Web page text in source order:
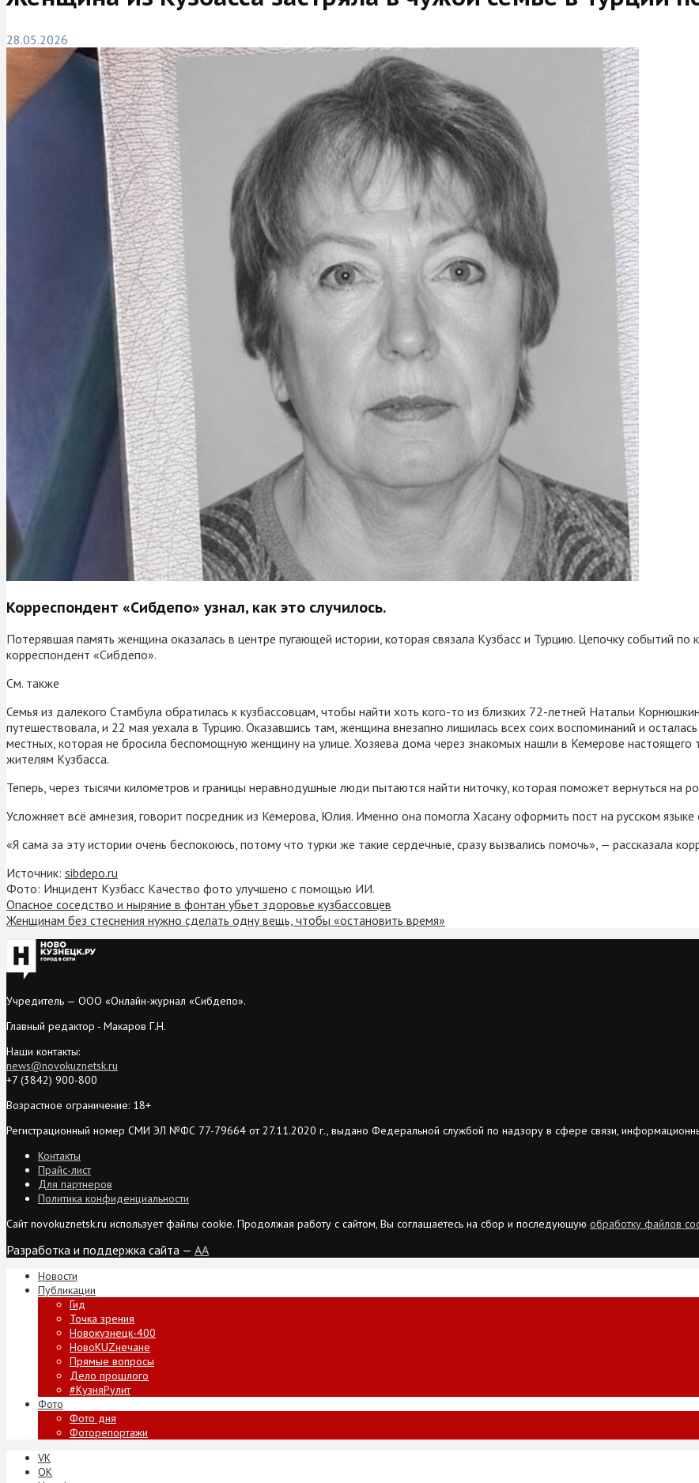
28.05.2026
Корреспондент «Сибдепо» узнал, как это случилось.
Потерявшая память женщина оказалась в центре пугающей истории, которая связала Кузбасс и Турцию. Цепочку событий по
корреспондент «Сибдепо».
См. также
Семья из далекого Стамбула обратилась к кузбассовцам, чтобы найти хоть кого-то из близких 72-летней Натальи
путешествовала, и 22 мая уехала в Турцию. Оказавшись там, женщина внезапно лишилась всех соих воспоминаний и
местных, которая не бросила беспомощную женщину на улице. Хозяева дома через знакомых нашли в Кемерове
жителям Кузбасса.
Теперь, через тысячи километров и границы неравнодушные люди пытаются найти ниточку, которая поможет вернуться на
Усложняет всё амнезия, говорит посредник из Кемерова, Юлия. Именно она помогла Хасану оформить пост на русском
«Я сама за эту истории очень беспокоюсь, потому что турки же такие сердечные, сразу вызвались помочь», — рассказала
Источник: sibdepo.ru
Фото: Инцидент Кузбасс Качество фото улучшено с помощью ИИ.
Опасное соседство и ныряние в фонтан убьет здоровье кузбассовцев
Женщинам без стеснения нужно сделать одну вещь, чтобы «остановить время»
Учредитель — ООО «Онлайн-журнал «Сибдепо».
Главный редактор - Макаров Г.Н.
Наши контакты:
news@novokuznetsk.ru
+7 (3842) 900-800
Возрастное ограничение: 18+
Регистрационный номер СМИ ЭЛ №ФС 77-79664 от 27.11.2020 г., выдано Федеральной службой по надзору в сфере связи,
Контакты
Прайс-лист
Для партнеров
Политика конфиденциальности
Сайт novokuznetsk.ru использует файлы cookie. Продолжая работу с сайтом, Вы соглашаетесь на сбор и последующую обработку файлов
Разработка и поддержка сайта — AA
Новости
Публикации
Гид
Точка зрения
Новокузнецк-400
НовоKUZнечане
Прямые вопросы
Дело прошлого
#КузняРулит
Фото
Фото дня
Фоторепортажи
VK
ОК